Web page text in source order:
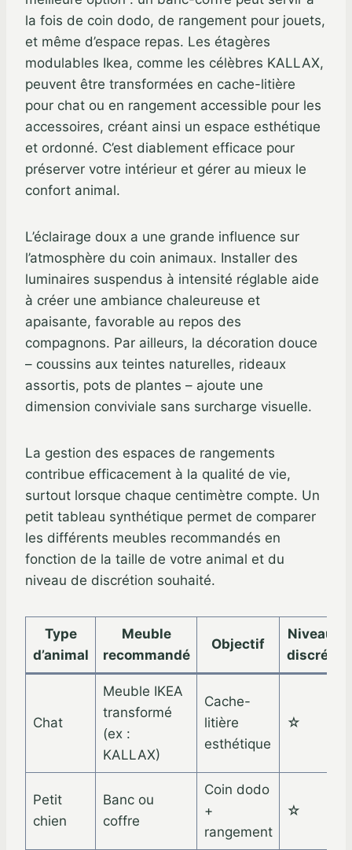
la fois de coin dodo, de rangement pour jouets,
et même d’espace repas. Les étagères
modulables Ikea, comme les célèbres KALLAX,
peuvent être transformées en cache-litière
pour chat ou en rangement accessible pour les
accessoires, créant ainsi un espace esthétique
et ordonné. C’est diablement efficace pour
préserver votre intérieur et gérer au mieux le
confort animal.
L’éclairage doux a une grande influence sur
l’atmosphère du coin animaux. Installer des
luminaires suspendus à intensité réglable aide
à créer une ambiance chaleureuse et
apaisante, favorable au repos des
compagnons. Par ailleurs, la décoration douce
– coussins aux teintes naturelles, rideaux
assortis, pots de plantes – ajoute une
dimension conviviale sans surcharge visuelle.
La gestion des espaces de rangements
contribue efficacement à la qualité de vie,
surtout lorsque chaque centimètre compte. Un
petit tableau synthétique permet de comparer
les différents meubles recommandés en
fonction de la taille de votre animal et du
niveau de discrétion souhaité.
Type
d’animal
Meuble
recommandé
Objectif
Niveau
Chat
Meuble IKEA
transformé
(ex :
KALLAX)
Cache-
litière
esthétique
☆
Petit
chien
Banc ou
coffre
Coin dodo
+
rangement
☆